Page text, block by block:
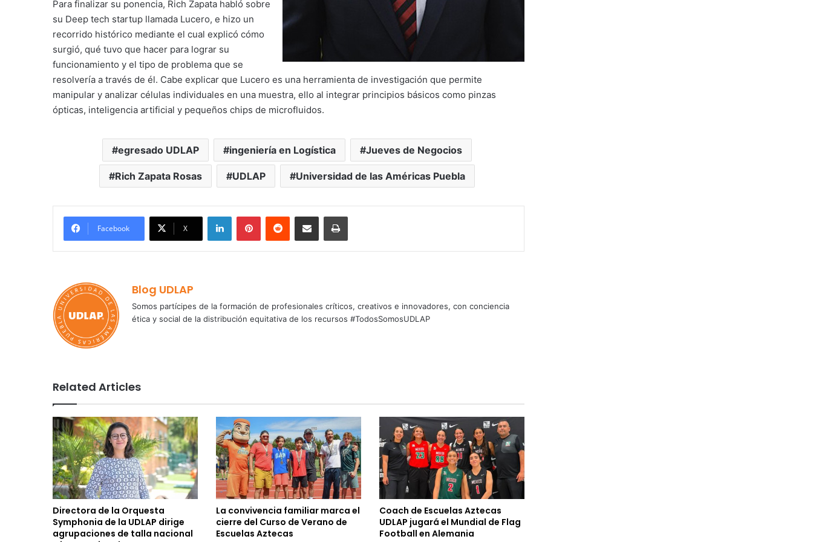
Para finalizar su ponencia, Rich Zapata habló sobre
su Deep tech startup llamada Lucero, e hizo un
recorrido histórico mediante el cual explicó cómo
surgió, qué tuvo que hacer para lograr su
funcionamiento y el tipo de problema que se
resolvería a través de él. Cabe explicar que Lucero es una herramienta de investigación que permite
manipular y analizar células individuales en una muestra, ello al integrar principios básicos como pinzas
ópticas, inteligencia artificial y pequeños chips de microfluidos.
egresado UDLAP ingeniería en Logística Jueves de Negocios
Rich Zapata Rosas UDLAP Universidad de las Américas Puebla
Facebook X
LinkedInPinterestReddit Share via Email Print
Blog UDLAP
Somos partícipes de la formación de profesionales críticos, creativos e innovadores, con conciencia
ética y social de la distribución equitativa de los recursos #TodosSomosUDLAP
Related Articles
Directora de la Orquesta
Symphonia de la UDLAP dirige
agrupaciones de talla nacional
La convivencia familiar marca el
cierre del Curso de Verano de
Escuelas Aztecas
Coach de Escuelas Aztecas
UDLAP jugará el Mundial de Flag
Football en Alemania